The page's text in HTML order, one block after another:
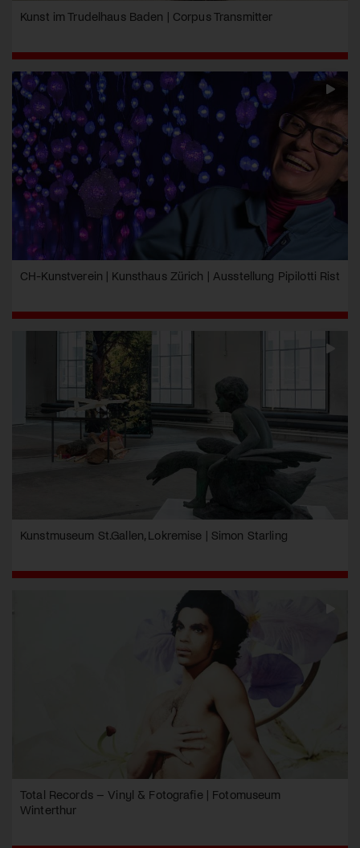
Kunst im Trudelhaus Baden | Corpus Transmitter
CH-Kunstverein | Kunsthaus Zürich | Ausstellung Pipilotti Rist
Kunstmuseum St.Gallen, Lokremise | Simon Starling
Total Records – Vinyl & Fotografie | Fotomuseum
Winterthur